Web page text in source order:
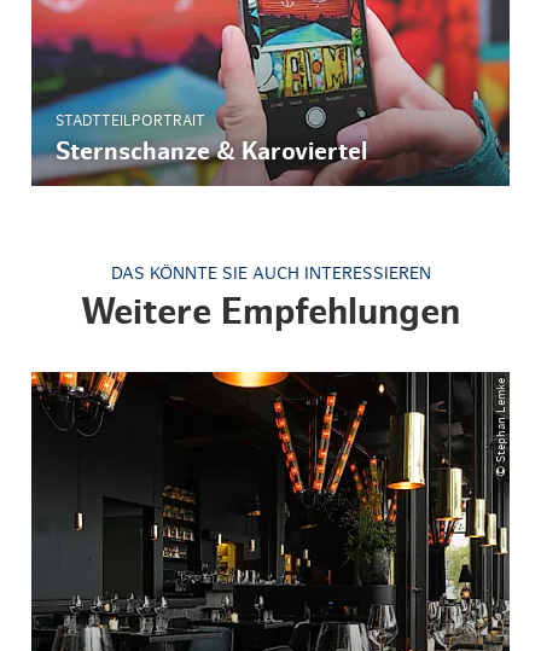
STADTTEILPORTRAIT
Sternschanze & Karoviertel
DAS KÖNNTE SIE AUCH INTERESSIEREN
Weitere Empfehlungen
© Stephan Lemke